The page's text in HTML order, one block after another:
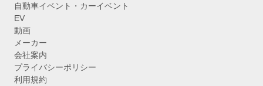
自動車イベント・カーイベント
EV
動画
メーカー
会社案内
プライバシーポリシー
利用規約